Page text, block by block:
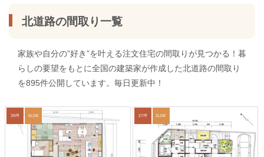
北道路の間取り一覧
家族や自分の”好き”を叶える注文住宅の間取りが見つかる！暮
らしの要望をもとに全国の建築家が作成した北道路の間取り
を895件公開しています。毎日更新中！
39坪 5LDK 27坪 2LDK